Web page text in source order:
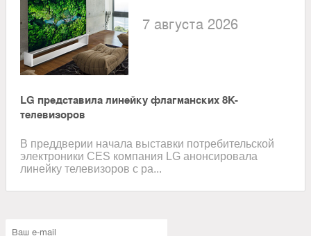
7 августа 2026
LG представила линейку флагманских 8K-
телевизоров
В преддверии начала выставки потребительской
электроники CES компания LG анонсировала
линейку телевизоров с ра...